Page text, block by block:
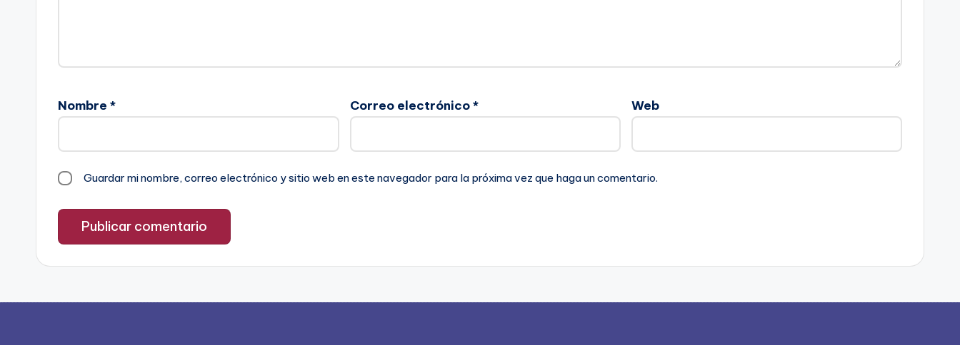
Nombre * Correo electrónico* Web
Guardar mi nombre, correo electrónico y sitio web en este navegador para la próxima vez que haga un comentario.